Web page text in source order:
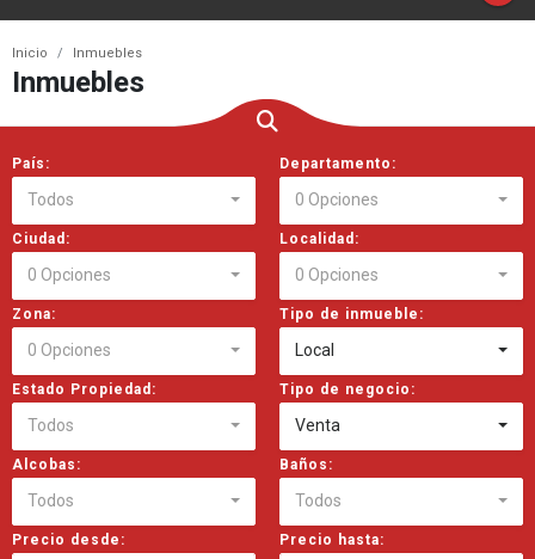
Inicio Inmuebles
Inmuebles
País:
Todos
Departamento:
0 Opciones
Ciudad:
0 Opciones
Localidad:
0 Opciones
Zona:
0 Opciones
Tipo de inmueble:
Local
Estado Propiedad:
Todos
Tipo de negocio:
Venta
Alcobas:
Todos
Baños:
Todos
Precio desde: Precio hasta: